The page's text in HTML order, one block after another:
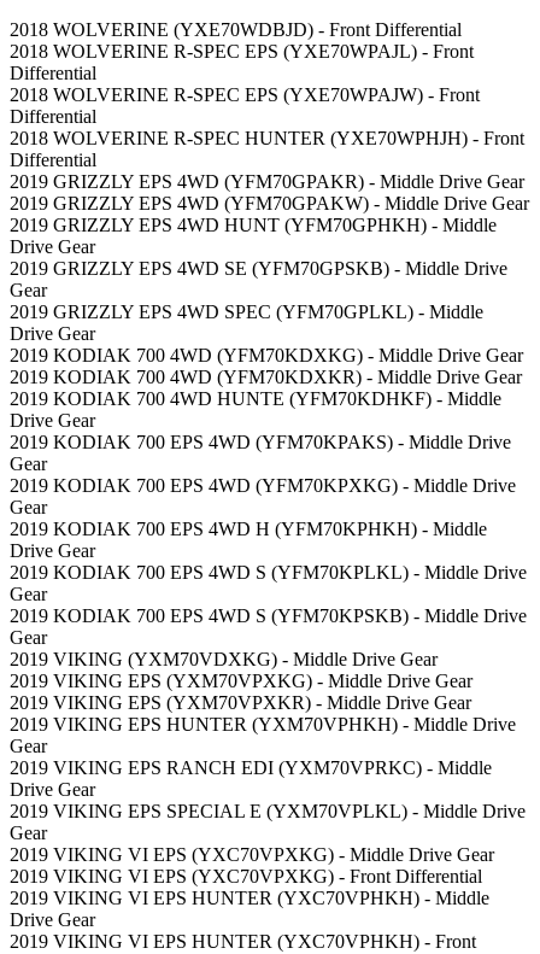
2018 WOLVERINE (YXE70WDBJD) - Front Differential
2018 WOLVERINE R-SPEC EPS (YXE70WPAJL) - Front
Differential
2018 WOLVERINE R-SPEC EPS (YXE70WPAJW) - Front
Differential
2018 WOLVERINE R-SPEC HUNTER (YXE70WPHJH) - Front
Differential
2019 GRIZZLY EPS 4WD (YFM70GPAKR) - Middle Drive Gear
2019 GRIZZLY EPS 4WD (YFM70GPAKW) - Middle Drive Gear
2019 GRIZZLY EPS 4WD HUNT (YFM70GPHKH) - Middle
Drive Gear
2019 GRIZZLY EPS 4WD SE (YFM70GPSKB) - Middle Drive
Gear
2019 GRIZZLY EPS 4WD SPEC (YFM70GPLKL) - Middle
Drive Gear
2019 KODIAK 700 4WD (YFM70KDXKG) - Middle Drive Gear
2019 KODIAK 700 4WD (YFM70KDXKR) - Middle Drive Gear
2019 KODIAK 700 4WD HUNTE (YFM70KDHKF) - Middle
Drive Gear
2019 KODIAK 700 EPS 4WD (YFM70KPAKS) - Middle Drive
Gear
2019 KODIAK 700 EPS 4WD (YFM70KPXKG) - Middle Drive
Gear
2019 KODIAK 700 EPS 4WD H (YFM70KPHKH) - Middle
Drive Gear
2019 KODIAK 700 EPS 4WD S (YFM70KPLKL) - Middle Drive
Gear
2019 KODIAK 700 EPS 4WD S (YFM70KPSKB) - Middle Drive
Gear
2019 VIKING (YXM70VDXKG) - Middle Drive Gear
2019 VIKING EPS (YXM70VPXKG) - Middle Drive Gear
2019 VIKING EPS (YXM70VPXKR) - Middle Drive Gear
2019 VIKING EPS HUNTER (YXM70VPHKH) - Middle Drive
Gear
2019 VIKING EPS RANCH EDI (YXM70VPRKC) - Middle
Drive Gear
2019 VIKING EPS SPECIAL E (YXM70VPLKL) - Middle Drive
Gear
2019 VIKING VI EPS (YXC70VPXKG) - Middle Drive Gear
2019 VIKING VI EPS (YXC70VPXKG) - Front Differential
2019 VIKING VI EPS HUNTER (YXC70VPHKH) - Middle
Drive Gear
2019 VIKING VI EPS HUNTER (YXC70VPHKH) - Front